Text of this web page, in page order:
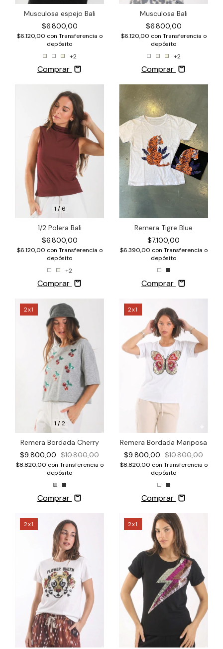
Musculosa espejo Bali
$6.800,00
$6.120,00 con Transferencia o
depósito
+2
Comprar
Musculosa Bali
$6.800,00
$6.120,00 con Transferencia o
depósito
+2
Comprar
1 / 6
1/2 Polera Bali
$6.800,00
$6.120,00 con Transferencia o
depósito
+2
Comprar
Remera Tigre Blue
$7.100,00
$6.390,00 con Transferencia o
depósito
Comprar
1 /2
2x1
Remera Bordada Cherry
$9.800,00 $10.800,00
$8.820,00 con Transferencia o
depósito
Comprar
2x1
Remera Bordada Mariposa
$9.800,00 $10.800,00
$8.820,00 con Transferencia o
depósito
Comprar
2x1 2x1